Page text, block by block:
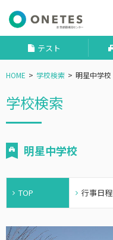
テスト
HOME 学校検索 明星中学校
学校検索
明星中学校
TOP 行事日程